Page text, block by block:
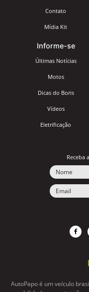
Contato
Mídia Kit
Informe-se
Últimas Notícias
Motos
Dicas do Boris
Vídeos
Eletrificação
Receba
AutoPapo é um veículo